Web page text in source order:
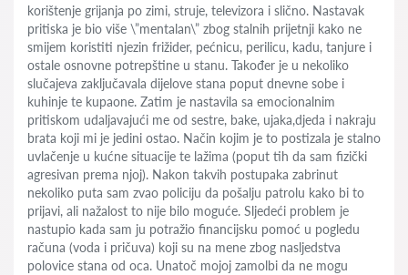
korištenje grijanja po zimi, struje, televizora i slično. Nastavak
pritiska je bio više \”mentalan\” zbog stalnih prijetnji kako ne
smijem koristiti njezin frižider, pećnicu, perilicu, kadu, tanjure i
ostale osnovne potrepštine u stanu. Također je u nekoliko
slučajeva zaključavala dijelove stana poput dnevne sobe i
kuhinje te kupaone. Zatim je nastavila sa emocionalnim
pritiskom udaljavajući me od sestre, bake, ujaka,djeda i nakraju
brata koji mi je jedini ostao. Način kojim je to postizala je stalno
uvlačenje u kućne situacije te lažima (poput tih da sam fizički
agresivan prema njoj). Nakon takvih postupaka zabrinut
nekoliko puta sam zvao policiju da pošalju patrolu kako bi to
prijavi, ali nažalost to nije bilo moguće. Sljedeći problem je
nastupio kada sam ju potražio financijsku pomoć u pogledu
računa (voda i pričuva) koji su na mene zbog nasljedstva
polovice stana od oca. Unatoč mojoj zamolbi da ne mogu